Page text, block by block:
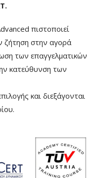
πιστοποιεί
ζήτηση στην αγορά
των επαγγελματικών
κατεύθυνση των
και διεξάγονται